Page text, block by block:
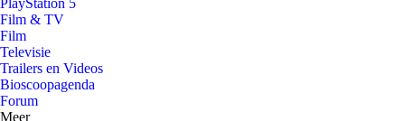
PlayStation 5
Film & TV
Film
Televisie
Trailers en Videos
Bioscoopagenda
Forum
Meer